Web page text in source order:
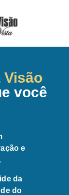
Visão
você
e
da
do